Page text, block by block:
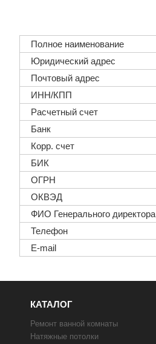
Полное наименование
Юридический адрес
Почтовый адрес
ИНН/КПП
Расчетный счет
Банк
Корр. счет
БИК
ОГРН
ОКВЭД
ФИО Генерального директора
Телефон
Е-mail
КАТАЛОГ
Ремонт ванной комнаты
Натяжные потолки